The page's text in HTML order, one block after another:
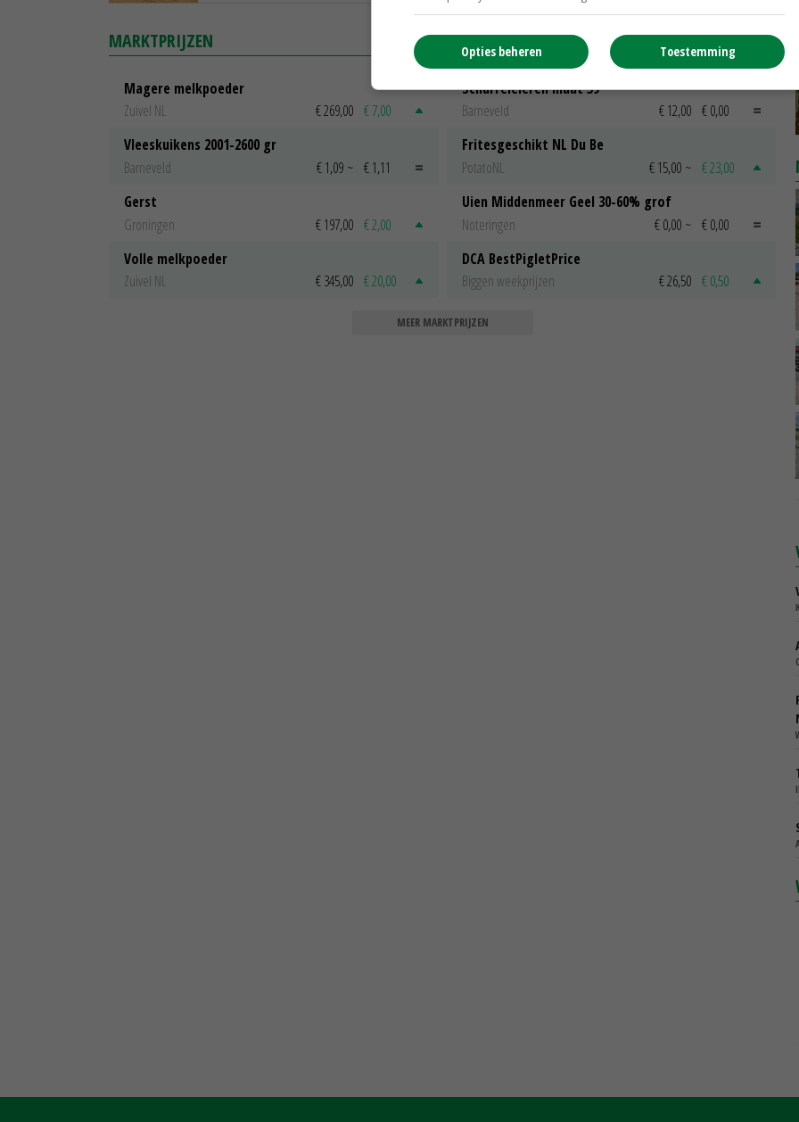
MARKTPRIJZEN
Magere melkpoeder
Zuivel NL
€ 269,00 € 7,00
Vleeskuikens 2001-2600 gr
Barneveld
€ 1,09 ~ € 1,11
Gerst
Groningen
€ 197,00 € 2,00
Volle melkpoeder
Zuivel NL
€ 345,00 € 20,00
Scharreleieren maat 59
Barneveld
€ 12,00 € 0,00
Fritesgeschikt NL Du Be
PotatoNL
€ 15,00 ~ € 23,00
Uien Middenmeer Geel 30-60% grof
Noteringen
€ 0,00 ~ € 0,00
DCA BestPigletPrice
Biggen weekprijzen
€ 26,50 € 0,50
MEER MARKTPRIJZEN
Toestemming
Opties beheren